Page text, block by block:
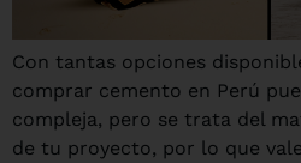
Con tantas opciones
comprar cemento en Perú
compleja, pero se trata del
de tu proyecto, por lo que